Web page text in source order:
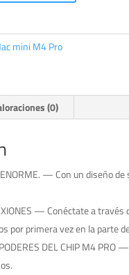
mini M4 Pro
(0)
ENORME. — Con un diseño
— Conéctate a
por primera vez en la parte
PODERES DEL CHIP M4